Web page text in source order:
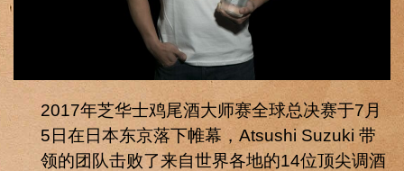
2017年芝华士鸡尾酒大师赛全球总决赛于7月
5日在日本东京落下帷幕，Atsushi Suzuki 带
领的团队击败了来自世界各地的14位顶尖调酒